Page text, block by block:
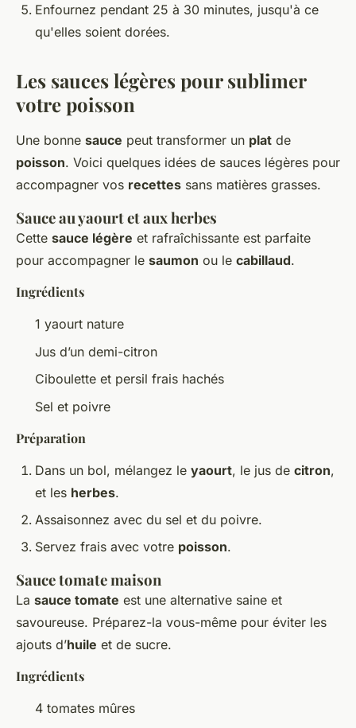
Enfournez pendant 25 à 30 minutes, jusqu'à ce
qu'elles soient dorées.
Les sauces légères pour sublimer
votre poisson
Une bonne sauce peut transformer un plat de
poisson. Voici quelques idées de sauces légères pour
accompagner vos recettes sans matières grasses.
Sauce au yaourt et aux herbes
Cette sauce légère et rafraîchissante est parfaite
pour accompagner le saumon ou le cabillaud.
Ingrédients
1 yaourt nature
Jus d’un demi-citron
Ciboulette et persil frais hachés
Sel et poivre
Préparation
Dans un bol, mélangez le yaourt, le jus de citron,
et les herbes.
Assaisonnez avec du sel et du poivre.
Servez frais avec votre poisson.
Sauce tomate maison
La sauce tomate est une alternative saine et
savoureuse. Préparez-la vous-même pour éviter les
ajouts d’huile et de sucre.
Ingrédients
4 tomates mûres